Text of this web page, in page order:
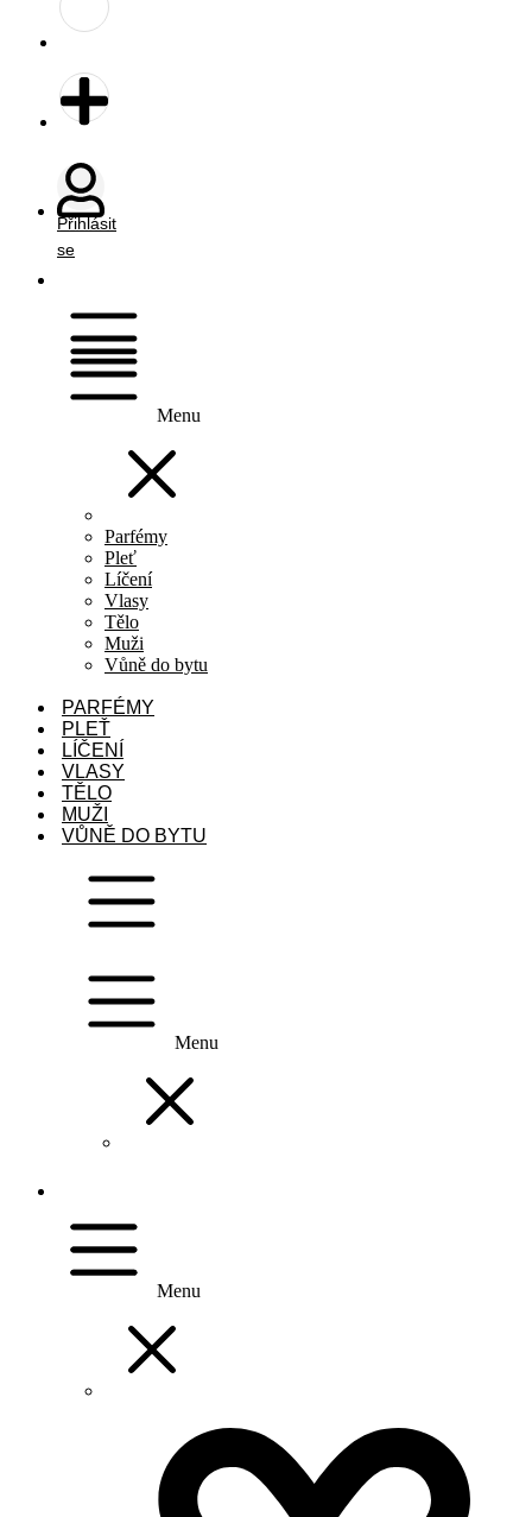
Přihlásit
se
Menu
Parfémy
Pleť
Líčení
Vlasy
Tělo
Muži
Vůně do bytu
PARFÉMY
PLEŤ
LÍČENÍ
VLASY
TĚLO
MUŽI
VŮNĚ DO BYTU
Menu
Menu